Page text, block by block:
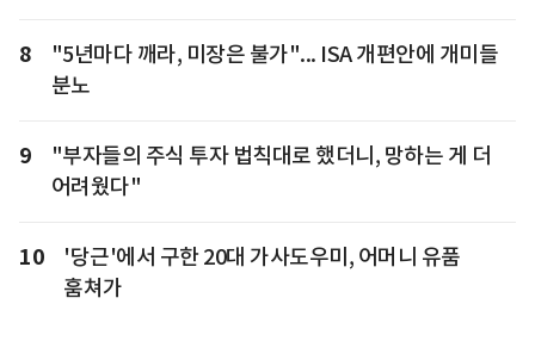
8
"5년마다 깨라, 미장은 불가"... ISA 개편안에 개미들
분노
9
"부자들의 주식 투자 법칙대로 했더니, 망하는 게 더
어려웠다"
10
'당근'에서 구한 20대 가사도우미, 어머니 유품
훔쳐가